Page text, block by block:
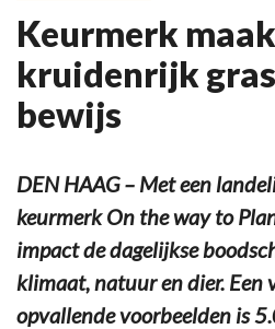
Keurmerk
kruidenrijk
bewijs
DEN HAAG – Met een
keurmerk On the way to
impact de dagelijkse
klimaat, natuur en dier. Een
opvallende voorbeelden is